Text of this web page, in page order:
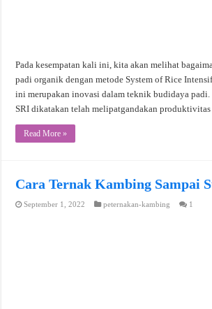
Pada kesempatan kali ini, kita akan melihat
padi organik dengan metode System of Rice
ini merupakan inovasi dalam teknik budidaya padi.
SRI dikatakan telah melipatgandakan produktivitas
Read More »
Cara Ternak Kambing Sampai
September 1, 2022 peternakan-kambing 1